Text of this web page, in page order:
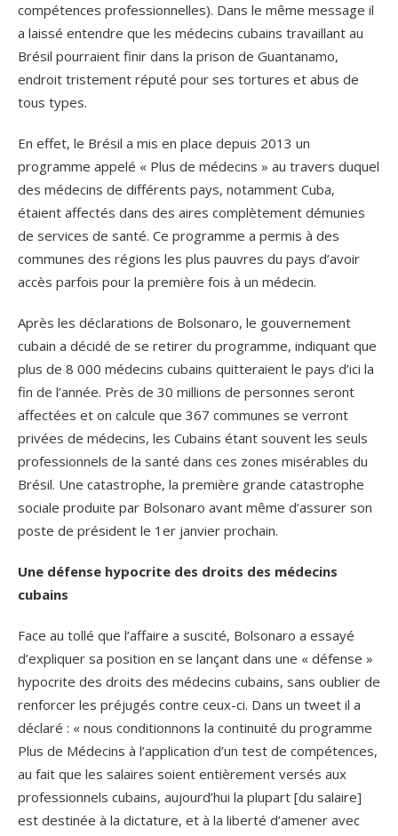
compétences professionnelles). Dans le même message il
a laissé entendre que les médecins cubains travaillant au
Brésil pourraient finir dans la prison de Guantanamo,
endroit tristement réputé pour ses tortures et abus de
tous types.
En effet, le Brésil a mis en place depuis 2013 un
programme appelé « Plus de médecins » au travers duquel
des médecins de différents pays, notamment Cuba,
étaient affectés dans des aires complètement démunies
de services de santé. Ce programme a permis à des
communes des régions les plus pauvres du pays d’avoir
accès parfois pour la première fois à un médecin.
Après les déclarations de Bolsonaro, le gouvernement
cubain a décidé de se retirer du programme, indiquant que
plus de 8 000 médecins cubains quitteraient le pays d’ici la
fin de l’année. Près de 30 millions de personnes seront
affectées et on calcule que 367 communes se verront
privées de médecins, les Cubains étant souvent les seuls
professionnels de la santé dans ces zones misérables du
Brésil. Une catastrophe, la première grande catastrophe
sociale produite par Bolsonaro avant même d’assurer son
poste de président le 1er janvier prochain.
Une défense hypocrite des droits des médecins
cubains
Face au tollé que l’affaire a suscité, Bolsonaro a essayé
d’expliquer sa position en se lançant dans une « défense »
hypocrite des droits des médecins cubains, sans oublier de
renforcer les préjugés contre ceux-ci. Dans un tweet il a
déclaré : « nous conditionnons la continuité du programme
Plus de Médecins à l’application d’un test de compétences,
au fait que les salaires soient entièrement versés aux
professionnels cubains, aujourd’hui la plupart [du salaire]
est destinée à la dictature, et à la liberté d’amener avec